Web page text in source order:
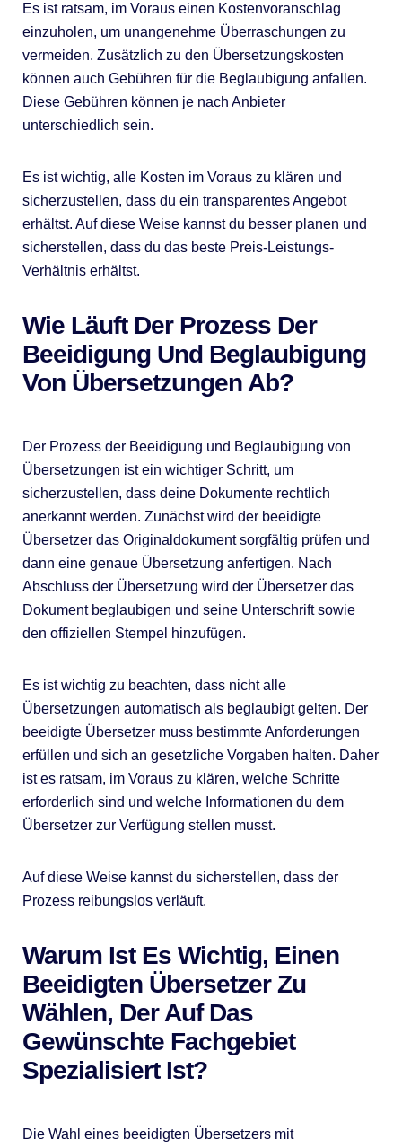
Es ist ratsam, im Voraus einen Kostenvoranschlag
einzuholen, um unangenehme Überraschungen zu
vermeiden. Zusätzlich zu den Übersetzungskosten
können auch Gebühren für die Beglaubigung anfallen.
Diese Gebühren können je nach Anbieter
unterschiedlich sein.
Es ist wichtig, alle Kosten im Voraus zu klären und
sicherzustellen, dass du ein transparentes Angebot
erhältst. Auf diese Weise kannst du besser planen und
sicherstellen, dass du das beste Preis-Leistungs-
Verhältnis erhältst.
Wie Läuft Der Prozess Der
Beeidigung Und Beglaubigung
Von Übersetzungen Ab?
Der Prozess der Beeidigung und Beglaubigung von
Übersetzungen ist ein wichtiger Schritt, um
sicherzustellen, dass deine Dokumente rechtlich
anerkannt werden. Zunächst wird der beeidigte
Übersetzer das Originaldokument sorgfältig prüfen und
dann eine genaue Übersetzung anfertigen. Nach
Abschluss der Übersetzung wird der Übersetzer das
Dokument beglaubigen und seine Unterschrift sowie
den offiziellen Stempel hinzufügen.
Es ist wichtig zu beachten, dass nicht alle
Übersetzungen automatisch als beglaubigt gelten. Der
beeidigte Übersetzer muss bestimmte Anforderungen
erfüllen und sich an gesetzliche Vorgaben halten. Daher
ist es ratsam, im Voraus zu klären, welche Schritte
erforderlich sind und welche Informationen du dem
Übersetzer zur Verfügung stellen musst.
Auf diese Weise kannst du sicherstellen, dass der
Prozess reibungslos verläuft.
Warum Ist Es Wichtig, Einen
Beeidigten Übersetzer Zu
Wählen, Der Auf Das
Gewünschte Fachgebiet
Spezialisiert Ist?
Die Wahl eines beeidigten Übersetzers mit